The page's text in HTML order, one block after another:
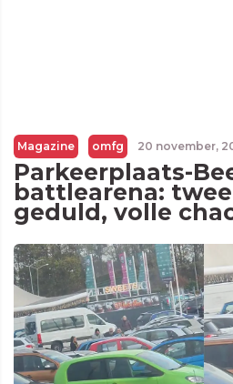
Magazine omfg 20 november,
Parkeerplaats-
battlearena: twee
geduld, volle